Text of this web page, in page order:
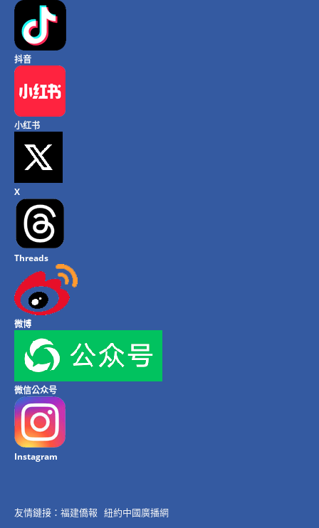
抖音
小红书
X
Threads
微博
微信公众号
Instagram
友情鏈接： 福建僑報 紐約中國廣播網